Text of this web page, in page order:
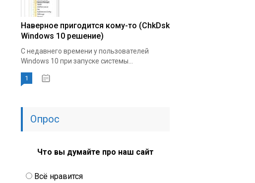
Наверное пригодится кому-то (ChkDsk
Windows 10 решение)
С недавнего времени у пользователей
Windows 10 при запуске системы...
1
Опрос
Что вы думайте про наш сайт
Всё нравится